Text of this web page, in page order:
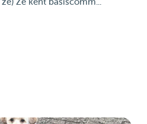
Ze kent basiscomm...